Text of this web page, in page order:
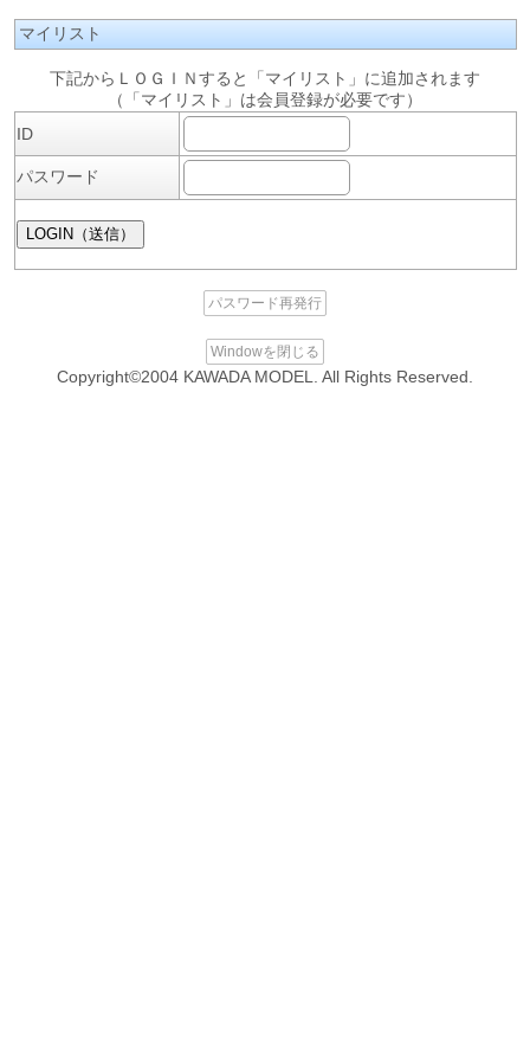
マイリスト
下記からＬＯＧＩＮすると「マイリスト」に追加されます
（「マイリスト」は会員登録が必要です）
ID
パスワード
パスワード再発行
Windowを閉じる
Copyright©2004 KAWADA MODEL. All Rights Reserved.